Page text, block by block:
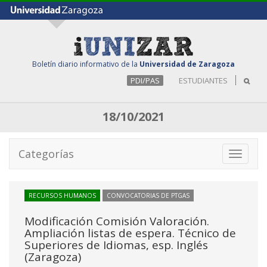
Boletín diario informativo de la Universidad de Zaragoza
PDI/PAS ESTUDIANTES
18/10/2021
Toggle
Categorías
RECURSOS HUMANOS CONVOCATORIAS DE PTGAS
Modificación Comisión Valoración.
Ampliación listas de espera. Técnico de
Superiores de Idiomas, esp. Inglés
(Zaragoza)